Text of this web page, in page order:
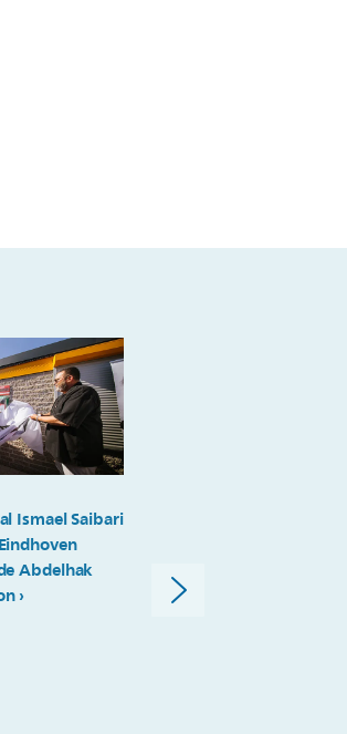
Ismael Saibari
Abdelhak
ideeën voor echte
Nieuwsartikel